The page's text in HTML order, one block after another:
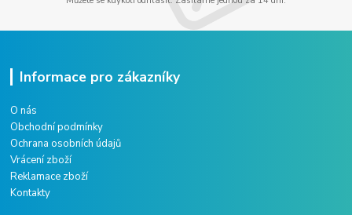
Informace pro zákazníky
O nás
Obchodní podmínky
Ochrana osobních údajů
Vrácení zboží
Reklamace zboží
Kontakty